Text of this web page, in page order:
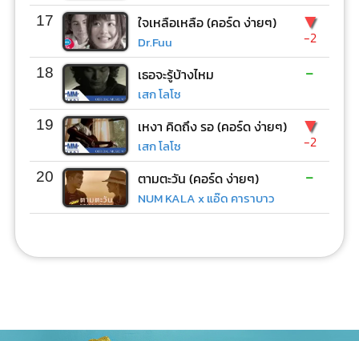
17 ใจเหลือเหลือ (คอร์ด ง่ายๆ)
Dr.Fuu
▼
-2
18 เธอจะรู้บ้างไหม
เสก โลโซ
-
19 เหงา คิดถึง รอ (คอร์ด ง่ายๆ)
เสก โลโซ
▼
-2
20 ตามตะวัน (คอร์ด ง่ายๆ)
NUM KALA x แอ๊ด คาราบาว
-